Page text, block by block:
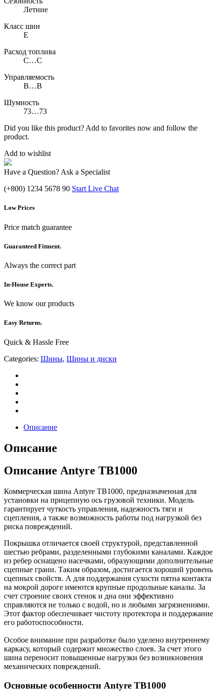
Летние
Класс шин
E
Расход топлива
C…C
Управляемость
B…B
Шумность
73…73
Did you like this product? Add to favorites now and follow the
product.
Add to wishlist
Have a Question? Ask a Specialist
(+800) 1234 5678 90 Start Live Chat
Low Prices
Price match guarantee
Guaranteed Fitment.
Always the correct part
In-House Experts.
We know our products
Easy Returns.
Quick & Hassle Free
Categories: Шины, Шины и диски
Описание
Описание
Описание Antyre TB1000
Коммерческая шина Antyre TB1000, предназначенная для
установки на прицепную ось грузовой техники. Модель
гарантирует чуткость управления, надежность тяги и
сцепления, а также возможность работы под нагрузкой без
риска повреждений.
Покрышка отличается своей структурой, представленной
шестью ребрами, разделенными глубокими каналами. Каждое
из ребер оснащено насечками, образующими дополнительные
сцепные грани. Таким образом, достигается хороший уровень
сцепных свойств. А для поддержания сухости пятна контакта
на мокрой дороге имеются крупные продольные каналы. За
счет строение своих стенок и дна они эффективно
справляются не только с водой, но и любыми загрязнениями.
Этот фактор обеспечивает чистоту протектора и поддержание
его работоспособности.
Особое внимание при разработке было уделено внутреннему
каркасу, который содержит множество слоев. За счет этого
шина переносит повышенные нагрузки без возникновения
механических повреждений.
Основные особенности Antyre TB1000